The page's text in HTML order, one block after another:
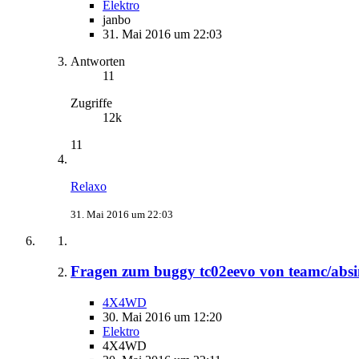
Elektro
janbo
31. Mai 2016 um 22:03
Antworten
11
Zugriffe
12k
11
Relaxo
31. Mai 2016 um 22:03
Fragen zum buggy tc02eevo von teamc/
4X4WD
30. Mai 2016 um 12:20
Elektro
4X4WD